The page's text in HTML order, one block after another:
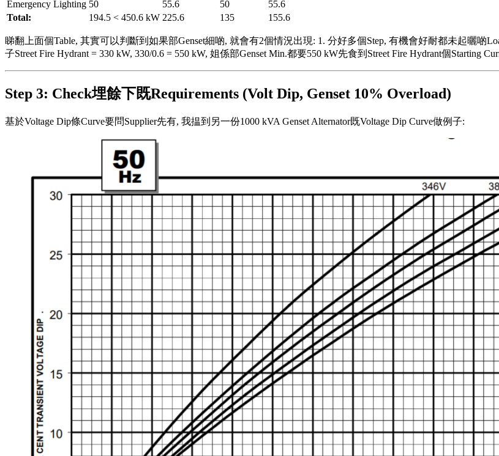
Emergency Lighting 50 55.6 50
55.6
Total:
194.5 < 450.6 kW 225.6 135 155.6
睇翻上面個Table, 其實可以判斷到如果部Genset細啲, 就會有2個情況出現: 1. 分好多個Step, 有機會好耐都未起曬啲
子Street Fire Hydrant = 330 kW, 330/0.6 = 550 kW, 姐係部Genset Min.都要550 kW先食到Street Fire Hydrant個Starting
Step 3: Check埋餘下既Requirements (Volt Dip, Genset 10% Overload)
基於Voltage Dip條Curve要問Supplier先有, 我揾到另一份1000 kVA Genset Alternator既Voltage Dip Curve做例子: